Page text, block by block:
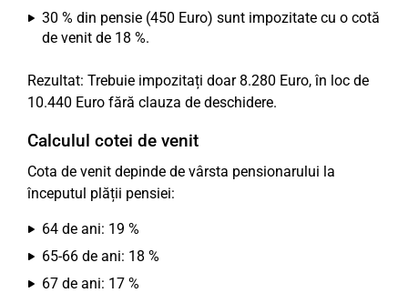
30 % din pensie (450 Euro) sunt impozitate cu o cotă
de venit de 18 %.
Rezultat: Trebuie impozitați doar 8.280 Euro, în loc de
10.440 Euro fără clauza de deschidere.
Calculul cotei de venit
Cota de venit depinde de vârsta pensionarului la
începutul plății pensiei:
64 de ani: 19 %
65-66 de ani: 18 %
67 de ani: 17 %